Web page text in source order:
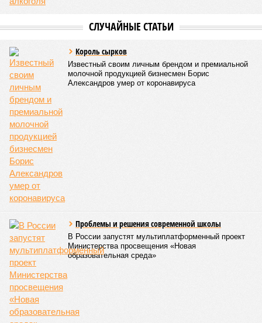
какие бы антивозрастные процедуры вы ни проводили, как
причины, всё равно ничего не выйдет – мутации возьмут
Цифры
По данным за 2025 год, лидером по средней
продолжительности жизни из всех стран стало
Княжество Монако. В общем-то, неудивительно с
учётом богатства и благополучия этого крохотного
клочка суши. Но второе место удивляет – оно,
оказывается, за Гонконгом. Если в Монако
большинство доживают до 87 лет, то в Гонконге – до
85 с копейками. «Бронза» за Японией – почти 85 лет.
Далее следуют Южная Корея, Швейцария и Австралия.
Средняя продолжительность жизни в России – 74,2
года, от лидеров рейтинга мы очень далеки. Впрочем,
Владимир Путин поставил задачу, чтобы к 2030 году
эта цифра выросла до 78 лет, а к 2036 году – до 81
года. Как это будет выполняться, неизвестно.
Эта железная печень
В своём новейшем исследовании, опубликованном в NPJ
Aging, группа учёных из Сколковского института науки и
технологий во главе с доктором биологических наук